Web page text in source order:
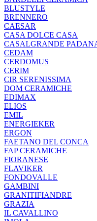
BLUSTYLE
BRENNERO
CAESAR
CASA DOLCE CASA
CASALGRANDE
CEDAM
CERDOMUS
CERIM
CIR SERENISSIMA
DOM CERAMICHE
EDIMAX
ELIOS
EMIL
ENERGIEKER
ERGON
FAETANO DEL CONCA
FAP CERAMICHE
FIORANESE
FLAVIKER
FONDOVALLE
GAMBINI
GRANITIFIANDRE
GRAZIA
IL CAVALLINO